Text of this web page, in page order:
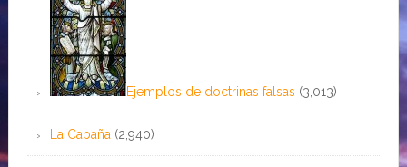
Ejemplos de doctrinas falsas (3,013)
La Cabaña (2,940)